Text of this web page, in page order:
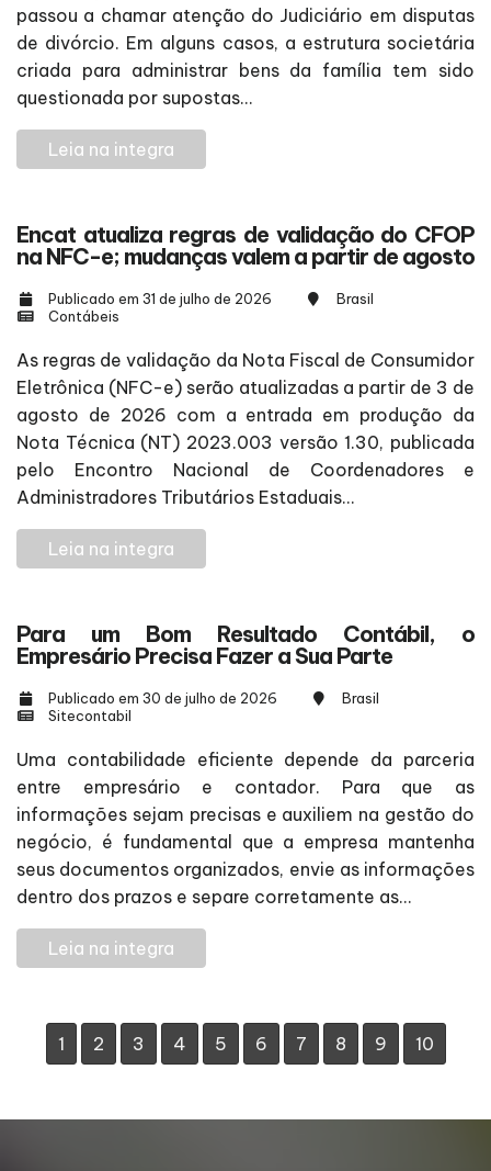
passou a chamar atenção do Judiciário em disputas
de divórcio. Em alguns casos, a estrutura societária
criada para administrar bens da família tem sido
questionada por supostas...
Leia na integra
Encat atualiza regras de validação do CFOP
na NFC-e; mudanças valem a partir de agosto
Publicado em 31 de julho de 2026
Brasil
Contábeis
As regras de validação da Nota Fiscal de Consumidor
Eletrônica (NFC-e) serão atualizadas a partir de 3 de
agosto de 2026 com a entrada em produção da
Nota Técnica (NT) 2023.003 versão 1.30, publicada
pelo Encontro Nacional de Coordenadores e
Administradores Tributários Estaduais...
Leia na integra
Para um Bom Resultado Contábil, o
Empresário Precisa Fazer a Sua Parte
Publicado em 30 de julho de 2026
Brasil
Sitecontabil
Uma contabilidade eficiente depende da parceria
entre empresário e contador. Para que as
informações sejam precisas e auxiliem na gestão do
negócio, é fundamental que a empresa mantenha
seus documentos organizados, envie as informações
dentro dos prazos e separe corretamente as...
Leia na integra
1 2 3 4 5 6 7 8 9 10